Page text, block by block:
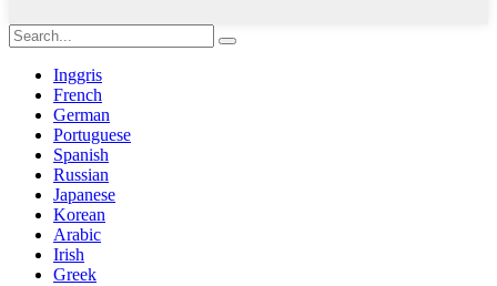
Inggris
French
German
Portuguese
Spanish
Russian
Japanese
Korean
Arabic
Irish
Greek